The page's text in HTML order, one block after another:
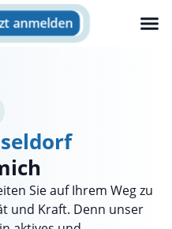
anmelden
Sie auf Ihrem Weg zu
und Kraft. Denn unser